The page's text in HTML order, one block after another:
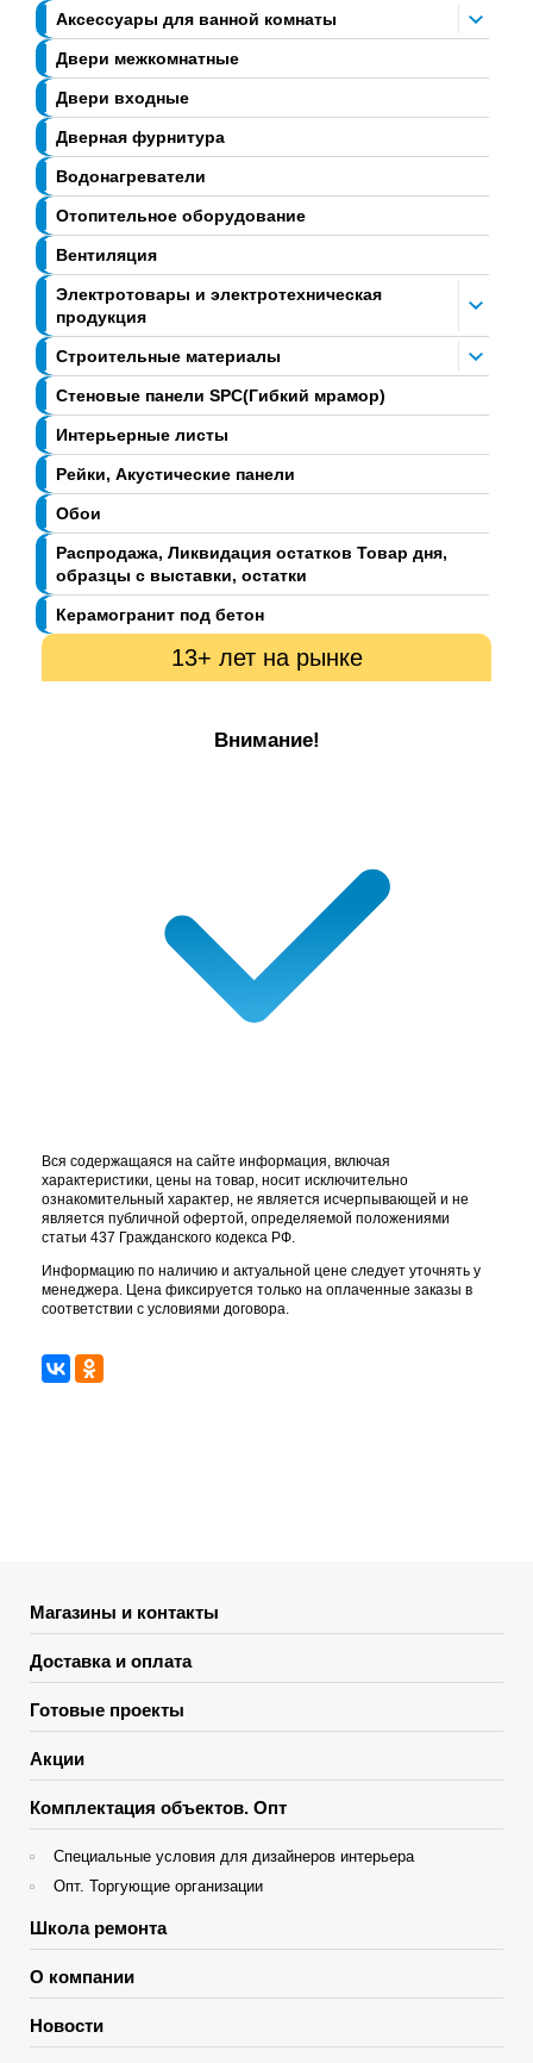
Аксессуары для ванной комнаты
Двери межкомнатные
Двери входные
Дверная фурнитура
Водонагреватели
Отопительное оборудование
Вентиляция
Электротовары и электротехническая
продукция
Строительные материалы
Стеновые панели SPC(Гибкий мрамор)
Интерьерные листы
Рейки, Акустические панели
Обои
Распродажа, Ликвидация остатков Товар дня,
образцы с выставки, остатки
Керамогранит под бетон
13+ лет на рынке
Внимание!
Вся содержащаяся на сайте информация, включая
характеристики, цены на товар, носит исключительно
ознакомительный характер, не является исчерпывающей и не
является публичной офертой, определяемой положениями
статьи 437 Гражданского кодекса РФ.
Информацию по наличию и актуальной цене следует уточнять у
менеджера. Цена фиксируется только на оплаченные заказы в
соответствии с условиями договора.
Магазины и контакты
Доставка и оплата
Готовые проекты
Акции
Комплектация объектов. Опт
Специальные условия для дизайнеров интерьера
Опт. Торгующие организации
Школа ремонта
О компании
Новости